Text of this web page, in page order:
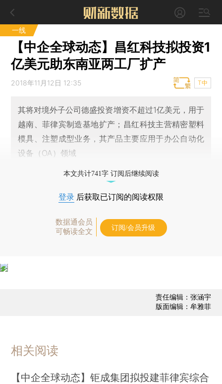
一线
【中企全球动态】昌红科技拟投资1
亿美元助东南亚两工厂扩产
2018年11月12日 12:35 T中
其将对境外子公司德盛投资增资不超过1亿美元，用于
越南、菲律宾制造基地扩产；昌红科技主营精密塑料
模具、注塑成型业务，其产品主要应用于办公自动化
设备（OA）领域
本文共计741字 订阅后继续阅读
登录 后获取已订阅的阅读权限
数据通会员
可畅读全文
订阅/会员升级
责任编辑：张涵宇
版面编辑：牟雅菲
相关阅读
【中企全球动态】钜成集团拟投建菲律宾综合